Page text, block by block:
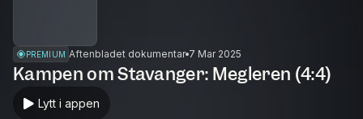
PREMIUM Aftenbladet dokumentar 7 Mar 2025
Kampen om Stavanger: Megleren (4:4)
Lytt i appen